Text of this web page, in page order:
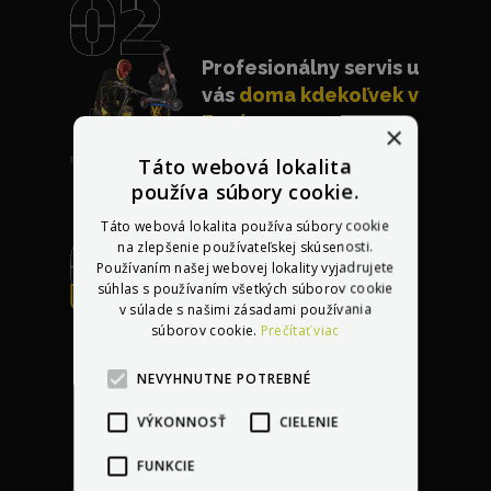
Profesionálny servis u
vás doma kdekoľvek v
Európe
Bezplatná oprava
akéhokoľvek
po kúpe vozidla
×
Táto webová lokalita
používa súbory cookie.
Táto webová lokalita používa súbory cookie
na zlepšenie používateľskej skúsenosti.
Používaním našej webovej lokality vyjadrujete
súhlas s používaním všetkých súborov cookie
v súlade s našimi zásadami používania
súborov cookie. Prečítať viac
NEVYHNUTNE POTREBNÉ
VÝKONNOSŤ CIELENIE
FUNKCIE